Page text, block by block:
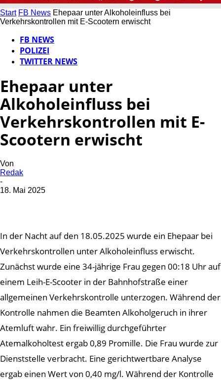
Start FB News Ehepaar unter Alkoholeinfluss bei
Verkehrskontrollen mit E-Scootern erwischt
FB NEWS
POLIZEI
TWITTER NEWS
Ehepaar unter
Alkoholeinfluss bei
Verkehrskontrollen mit E-
Scootern erwischt
Von
Redak
-
18. Mai 2025
In der Nacht auf den 18.05.2025 wurde ein Ehepaar bei
Verkehrskontrollen unter Alkoholeinfluss erwischt.
Zunächst wurde eine 34-jährige Frau gegen 00:18 Uhr auf
einem Leih-E-Scooter in der Bahnhofstraße einer
allgemeinen Verkehrskontrolle unterzogen. Während der
Kontrolle nahmen die Beamten Alkoholgeruch in ihrer
Atemluft wahr. Ein freiwillig durchgeführter
Atemalkoholtest ergab 0,89 Promille. Die Frau wurde zur
Dienststelle verbracht. Eine gerichtwertbare Analyse
ergab einen Wert von 0,40 mg/l. Während der Kontrolle